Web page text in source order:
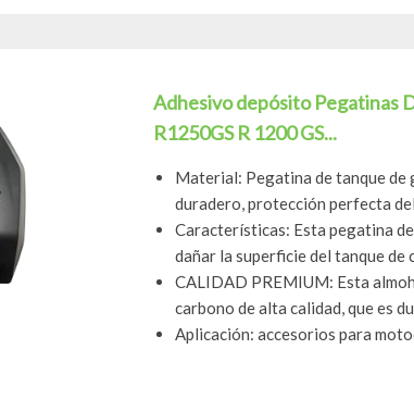
Adhesivo depósito Pegatinas
R1250GS R 1200 GS...
Material: Pegatina de tanque de
duradero, protección perfecta
Características: Esta pegatina
dañar la superficie del tanque de
CALIDAD PREMIUM: Esta
carbono de alta calidad, que es
Aplicación: accesorios para